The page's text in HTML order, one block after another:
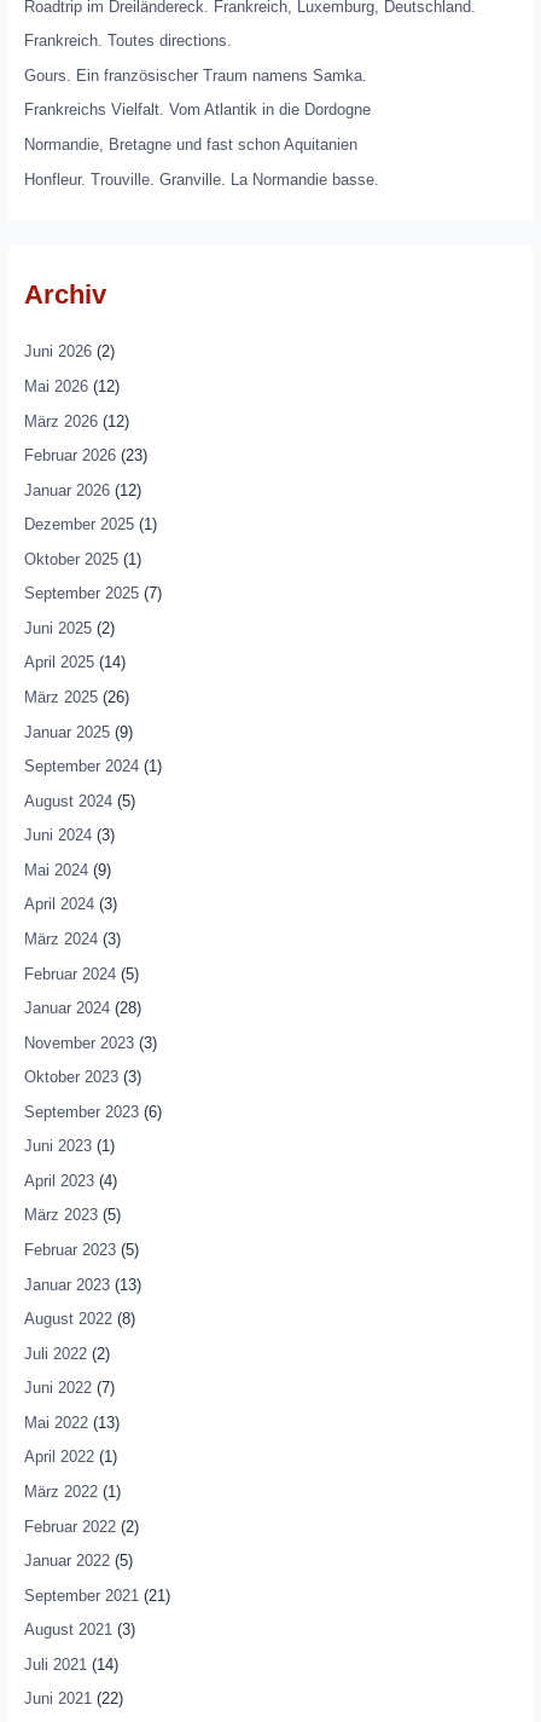
Roadtrip im Dreiländereck. Frankreich, Luxemburg, Deutschland.
Frankreich. Toutes directions.
Gours. Ein französischer Traum namens Samka.
Frankreichs Vielfalt. Vom Atlantik in die Dordogne
Normandie, Bretagne und fast schon Aquitanien
Honfleur. Trouville. Granville. La Normandie basse.
Archiv
Juni 2026(2)
Mai 2026(12)
März 2026(12)
Februar 2026(23)
Januar 2026(12)
Dezember 2025(1)
Oktober 2025(1)
September 2025(7)
Juni 2025(2)
April 2025(14)
März 2025(26)
Januar 2025(9)
September 2024(1)
August 2024(5)
Juni 2024(3)
Mai 2024(9)
April 2024(3)
März 2024(3)
Februar 2024(5)
Januar 2024(28)
November 2023(3)
Oktober 2023(3)
September 2023(6)
Juni 2023(1)
April 2023(4)
März 2023(5)
Februar 2023(5)
Januar 2023(13)
August 2022(8)
Juli 2022(2)
Juni 2022(7)
Mai 2022(13)
April 2022(1)
März 2022(1)
Februar 2022(2)
Januar 2022(5)
September 2021 (21)
August 2021(3)
Juli 2021 (14)
Juni 2021(22)